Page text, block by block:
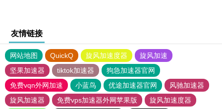
友情链接
网站地图 QuickQ 旋风加速度器
旋风加速
坚果加速器
tiktok加速器
狗急加速器官网
免费vqn外网加速
小蓝鸟 优途加速器官网
风驰加速器
旋风加速器
免费vps加速器外网苹果版
旋风加速度器